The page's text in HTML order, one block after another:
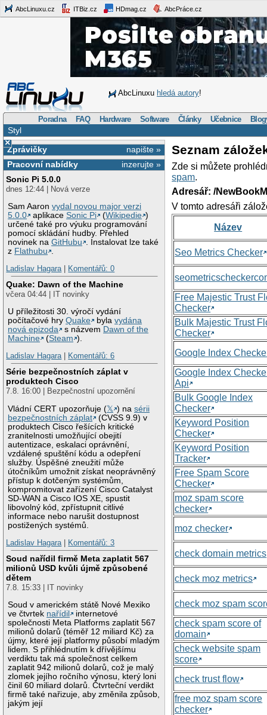
AbcLinuxu.cz ITBiz.cz HDmag.cz AbcPráce.cz
AbcLinuxu hledá autory!
Poradna FAQ Hardware Software Články Učebnice
Styl
×
napište »
Zprávičky
inzerujte »
Pracovní nabídky
Sonic Pi 5.0.0
dnes 12:44 | Nová verze
Sam Aaronvydal novou major verzi
5.0.0
aplikaceSonic Pi (Wikipedie )
určené také pro výuku programování
pomocí skládání hudby. Přehled
novinek naGitHubu
. Instalovat lze také
z Flathubu
Ladislav Hagara| Komentářů: 0
Quake: Dawn of the Machine
včera 04:44 | IT novinky
U příležitosti 30. výročí vydání
počítačové hryQuake bylavydána
nová epizoda
s názvem Dawn of the
Machine
(Steam ).
Ladislav Hagara| Komentářů: 6
Série bezpečnostních záplat v
produktech Cisco
7.8. 16:00 | Bezpečnostní upozornění
Vládní CERT upozorňuje (𝕏 ) nasérii
bezpečnostních záplat
(CVSS 9.9) v
produktech Cisco řešících kritické
zranitelnosti umožňující obejití
autentizace, eskalaci oprávnění,
vzdálené spuštění kódu a odepření
služby. Úspěšné zneužití může
útočníkům umožnit získat neoprávněný
přístup k dotčeným systémům,
kompromitovat zařízení Cisco Catalyst
SD-WAN a Cisco IOS XE, spustit
libovolný kód, zpřístupnit citlivé
informace nebo narušit dostupnost
postižených systémů.
Ladislav Hagara| Komentářů: 3
Soud nařídil firmě Meta zaplatit 567
milionů USD kvůli újmě způsobené
dětem
7.8. 15:33 | IT novinky
Soud v americkém státě Nové Mexiko
ve čtvrtek nařídil
internetové
společnosti Meta Platforms zaplatit 567
milionů dolarů (téměř 12 miliard Kč) za
újmy, které její platformy působí mladým
lidem. S přihlédnutím k dřívějšímu
verdiktu tak má společnost celkem
zaplatit 942 milionů dolarů, což je malý
zlomek jejího ročního výnosu, který loni
činil 60 miliard dolarů. Čtvrteční verdikt
firmě také nařizuje, aby změnila způsob,
jakým její
Seznam
Zde si můžete
spam.
Adresář: /
V tomto adresáři
Název
Seo Metrics Checker
Free Majestic Trust
Checker
Bulk Majestic Trust
Checker
Google Index
Google Index
Api
Bulk Google Index
Checker
Keyword Position
Checker
Keyword Position
Tracker
Free Spam Score
Checker
moz spam score
checker
moz checker
check domain metrics
check moz metrics
check moz spam
check spam score of
domain
check website spam
score
check trust flow
free moz spam score
checker